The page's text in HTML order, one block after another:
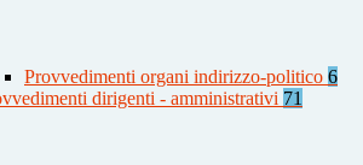
Provvedimenti organi indirizzo-politico 6
dirigenti - amministrativi 71